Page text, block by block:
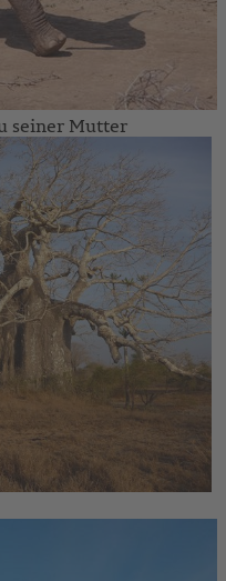
seiner Mutter